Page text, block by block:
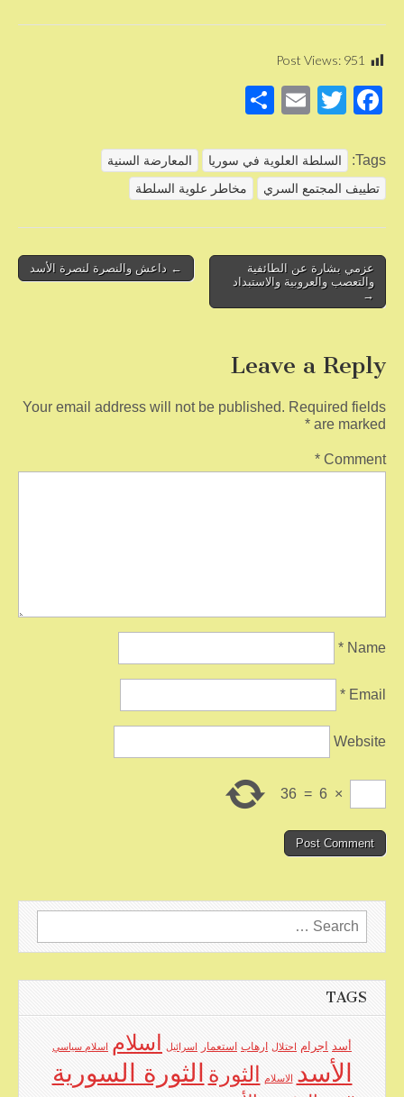
Post Views: 951
F
c
e
o
k
T
tt
er
E
ail
ar
e
Tags: السلطة العلوية في سوريا
المعارضة السنية
تطييف المجتمع السري
مخاطر علوية السلطة
Post
navigation
← داعش والنصرة لنصرة الأسد
عزمي بشارة عن الطائفية
والتعصب والعروبية والاستبداد
→
Leave a Reply
Your email address will not be published. Required fields
are marked
*
Comment
*
Name
*
Email
*
Website
×
6
=
36
Search
for:
TAGS
أسد اجرام احتلال ارهاب استعمار اسرائيل اسلام اسلام سياسي
الأسد الاسلام الثورة الثورة السورية